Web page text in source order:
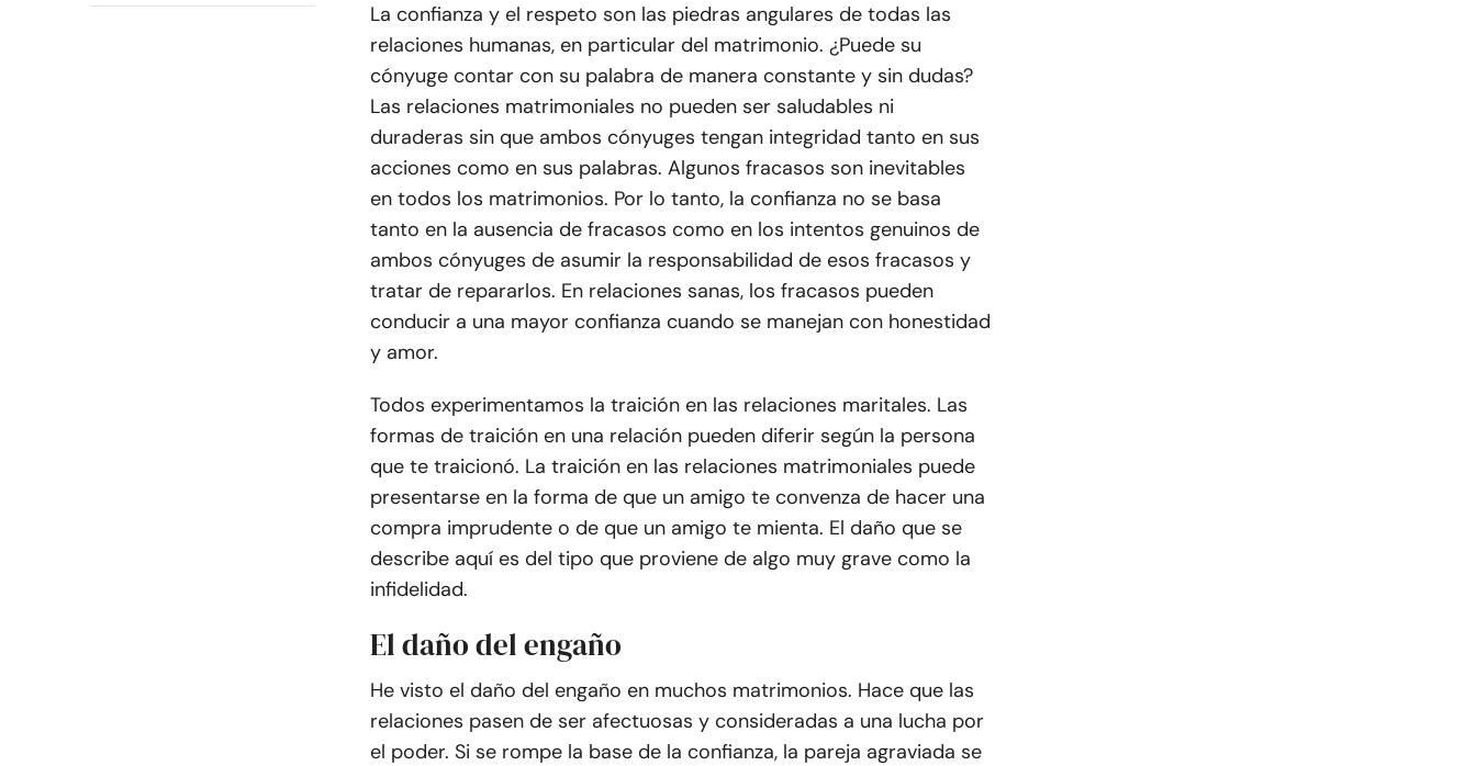
La confianza y el respeto son las piedras angulares de todas las
relaciones humanas, en particular del matrimonio. ¿Puede su
cónyuge contar con su palabra de manera constante y sin dudas?
Las relaciones matrimoniales no pueden ser saludables ni
duraderas sin que ambos cónyuges tengan integridad tanto en sus
acciones como en sus palabras. Algunos fracasos son inevitables
en todos los matrimonios. Por lo tanto, la confianza no se basa
tanto en la ausencia de fracasos como en los intentos genuinos de
ambos cónyuges de asumir la responsabilidad de esos fracasos y
tratar de repararlos. En relaciones sanas, los fracasos pueden
conducir a una mayor confianza cuando se manejan con honestidad
y amor.
Todos experimentamos la traición en las relaciones maritales. Las
formas de traición en una relación pueden diferir según la persona
que te traicionó. La traición en las relaciones matrimoniales puede
presentarse en la forma de que un amigo te convenza de hacer una
compra imprudente o de que un amigo te mienta. El daño que se
describe aquí es del tipo que proviene de algo muy grave como la
infidelidad.
El daño del engaño
He visto el daño del engaño en muchos matrimonios. Hace que las
relaciones pasen de ser afectuosas y consideradas a una lucha por
el poder. Si se rompe la base de la confianza, la pareja agraviada se